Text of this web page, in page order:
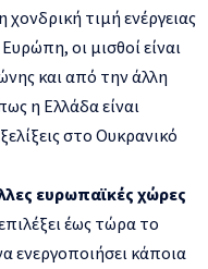
τιμή ενέργειας
οι μισθοί είναι
και από την άλλη
η Ελλάδα είναι
στο Ουκρανικό
ευρωπαϊκές χώρες
έως τώρα το
ενεργοποιήσει κάποια